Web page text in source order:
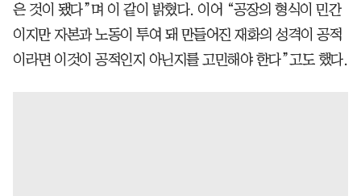
은 것이 됐다”며 이 같이 밝혔다. 이어 “공장의 형식이 민간
이지만 자본과 노동이 투여 돼 만들어진 재화의 성격이 공적
이라면 이것이 공적인지 아닌지를 고민해야 한다”고도 했다.